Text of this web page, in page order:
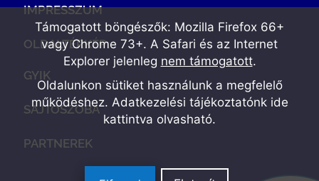
IMPRESSZUM
OLDALTÉRKÉP
GYIK
SAJTÓSZOBA
PARTNEREK
Támogatott böngészők: Mozilla Firefox 66+
vagy Chrome 73+. A Safari és az Internet
Explorer jelenleg nem támogatott.
Oldalunkon sütiket használunk a megfelelő
működéshez. Adatkezelési tájékoztatónk ide
kattintva olvasható.